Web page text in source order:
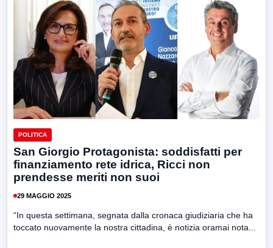
POLITICA
San Giorgio Protagonista: soddisfatti per
finanziamento rete idrica, Ricci non
prendesse meriti non suoi
29 MAGGIO 2025
“In questa settimana, segnata dalla cronaca giudiziaria che ha
toccato nuovamente la nostra cittadina, è notizia oramai nota...